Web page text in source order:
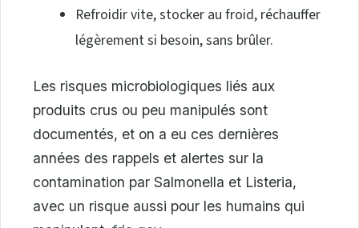
Refroidir vite, stocker au froid, réchauffer
légèrement si besoin, sans brûler.
Les risques microbiologiques liés aux
produits crus ou peu manipulés sont
documentés, et on a eu ces dernières
années des rappels et alertes sur la
contamination par Salmonella et Listeria,
avec un risque aussi pour les humains qui